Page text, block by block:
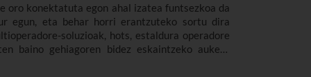
oro konektatuta egon ahal izatea funtsezkoa da
egun, eta behar horri erantzuteko sortu dira
soluzioak, hots, estaldura operadore
baino gehiagoren bidez eskaintzeko aukera